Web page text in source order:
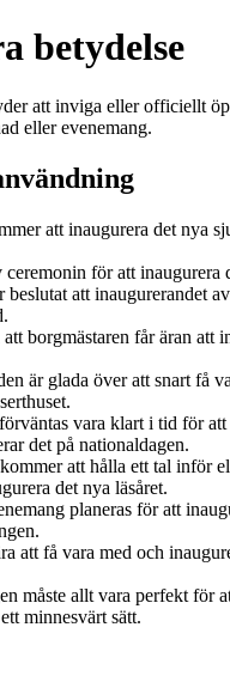
betydelse
att inviga eller officiellt
eller evenemang.
att inaugurera det nya
ceremonin för att inaugurera
beslutat att inaugurerandet
borgmästaren får äran att
är glada över att snart få
vara klart i tid för att
det på nationaldagen.
att hålla ett tal inför
det nya läsåret.
planeras för att
att få vara med och
måste allt vara perfekt för
minnesvärt sätt.